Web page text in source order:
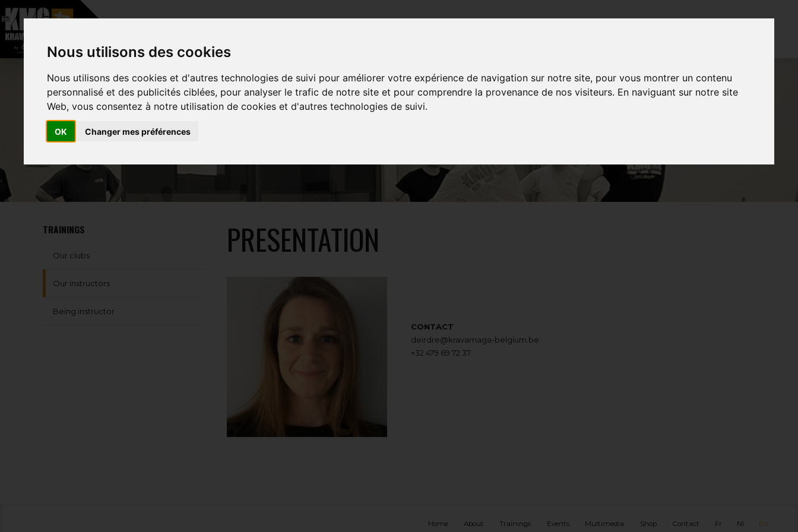
Nous utilisons des cookies
Nous utilisons des cookies et d'autres technologies de suivi pour améliorer votre expérience de navigation sur notre site, pour vous montrer un contenu
personnalisé et des publicités ciblées, pour analyser le trafic de notre site et pour comprendre la provenance de nos visiteurs. En naviguant sur notre site
Web, vous consentez à notre utilisation de cookies et d'autres technologies de suivi.
OK Changer mes préférences
HOME ABOUT
–
TRAININGS
Our clubs
Our instructors
Being instructor
PRESENTATION
CONTACT
deirdre@kravamaga-belgium.be
+32 479 69 72 37
Home About Trainings Events Multimedia Shop Contact Fr Nl En